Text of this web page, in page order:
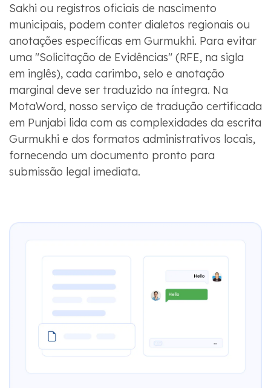
Sakhi ou registros oficiais de nascimento
municipais, podem conter dialetos regionais ou
anotações específicas em Gurmukhi. Para evitar
uma "Solicitação de Evidências" (RFE, na sigla
em inglês), cada carimbo, selo e anotação
marginal deve ser traduzido na íntegra. Na
MotaWord, nosso serviço de tradução certificada
em Punjabi lida com as complexidades da escrita
Gurmukhi e dos formatos administrativos locais,
fornecendo um documento pronto para
submissão legal imediata.